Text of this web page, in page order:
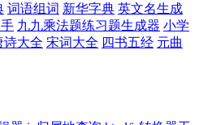
词语组词 新华字典 英文名生成
九九乘法题练习题生成器 小学
诗大全 宋词大全 四书五经 元曲